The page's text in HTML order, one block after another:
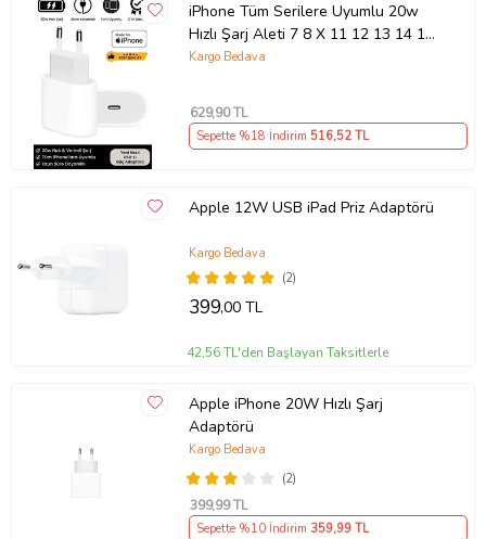
iPhone Tüm Serilere Uyumlu 20w
Hızlı Şarj Aleti 7 8 X 11 12 13 14 15
16 İçin Type-C Girişli Adaptör
Kargo Bedava
629,90 TL
Sepette %18 İndirim 516,52 TL
Apple 12W USB iPad Priz Adaptörü
(2)
Kargo Bedava
399,00 TL
42,56 TL'den Başlayan Taksitlerle
Apple iPhone 20W Hızlı Şarj
Adaptörü
(2)
Kargo Bedava
399,99 TL
Sepette %10 İndirim 359,99 TL